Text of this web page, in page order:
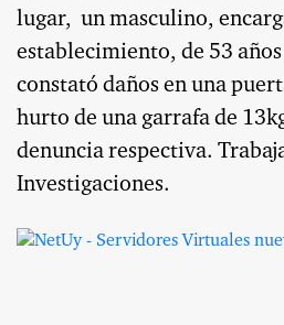
lugar, un masculino,
establecimiento, de 53
constató daños en una
hurto de una garrafa de
denuncia respectiva.
Investigaciones.